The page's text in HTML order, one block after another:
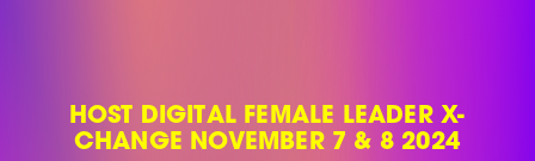
HOST DIGITAL FEMALE LEADER X-
CHANGE NOVEMBER 7 & 8 2024